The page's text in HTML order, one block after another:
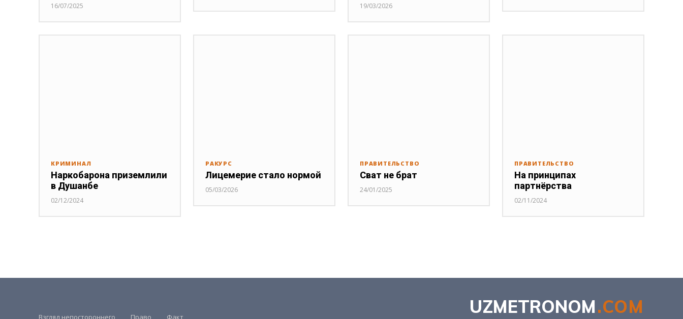
16/07/2025 19/03/2026
КРИМИНАЛ
Наркобарона приземлили
в Душанбе
02/12/2024
РАКУРС
Лицемерие стало нормой
05/03/2026
ПРАВИТЕЛЬСТВО
Сват не брат
24/01/2025
ПРАВИТЕЛЬСТВО
На принципах
партнёрства
02/11/2024
UZMETRONOM.COM